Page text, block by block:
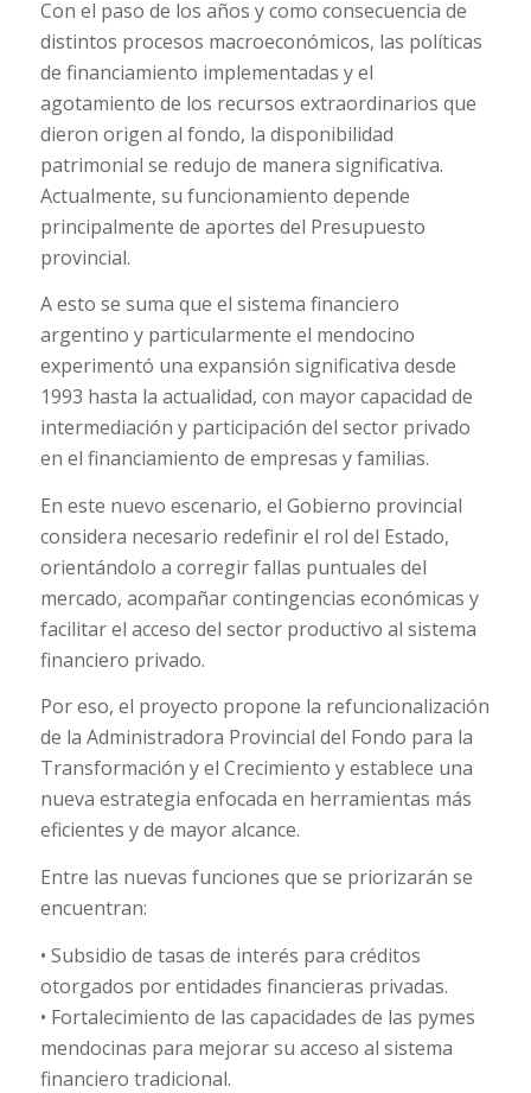
Con el paso de los años y como consecuencia de
distintos procesos macroeconómicos, las políticas
de financiamiento implementadas y el
agotamiento de los recursos extraordinarios que
dieron origen al fondo, la disponibilidad
patrimonial se redujo de manera significativa.
Actualmente, su funcionamiento depende
principalmente de aportes del Presupuesto
provincial.
A esto se suma que el sistema financiero
argentino y particularmente el mendocino
experimentó una expansión significativa desde
1993 hasta la actualidad, con mayor capacidad de
intermediación y participación del sector privado
en el financiamiento de empresas y familias.
En este nuevo escenario, el Gobierno provincial
considera necesario redefinir el rol del Estado,
orientándolo a corregir fallas puntuales del
mercado, acompañar contingencias económicas y
facilitar el acceso del sector productivo al sistema
financiero privado.
Por eso, el proyecto propone la refuncionalización
de la Administradora Provincial del Fondo para la
Transformación y el Crecimiento y establece una
nueva estrategia enfocada en herramientas más
eficientes y de mayor alcance.
Entre las nuevas funciones que se priorizarán se
encuentran:
• Subsidio de tasas de interés para créditos
otorgados por entidades financieras privadas.
• Fortalecimiento de las capacidades de las pymes
mendocinas para mejorar su acceso al sistema
financiero tradicional.